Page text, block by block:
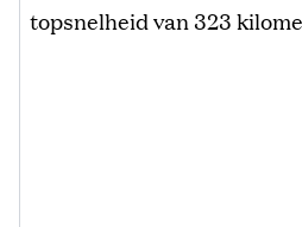
topsnelheid van 323